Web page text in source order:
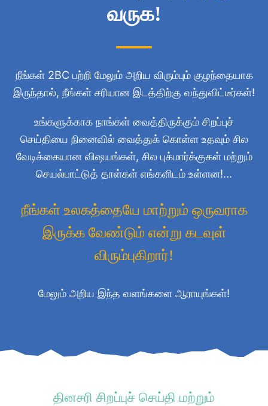
வருக!
நீங்கள் 2BC பற்றி மேலும் அறிய விரும்பும் குழந்தையாக
இருந்தால், நீங்கள் சரியான இடத்திற்கு வந்துவிட்டீர்கள்!
உங்களுக்காக நாங்கள் வைத்திருக்கும் சிறப்புச்
செய்தியை நினைவில் வைத்துக் கொள்ள உதவும் சில
வேடிக்கையான விஷயங்கள், சில புக்மார்க்குகள் மற்றும்
செயல்பாட்டுத் தாள்கள் எங்களிடம் உள்ளன!...
நீங்கள் உலகத்தையே மாற்றும் ஒருவராக
இருக்க வேண்டும் என்று கடவுள்
விரும்புகிறார்!
மேலும் அறிய இந்த வளங்களை ஆராயுங்கள்!
தினசரி சிறப்புச் செய்தி மற்றும்